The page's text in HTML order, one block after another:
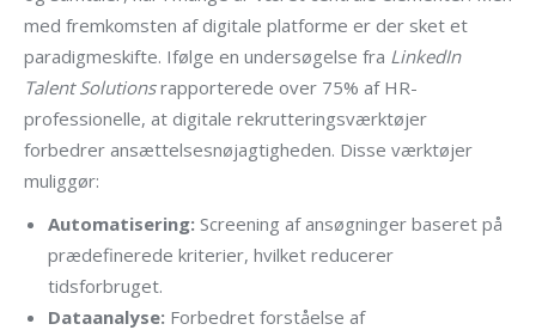
med fremkomsten af digitale platforme er der sket et
paradigmeskifte. Ifølge en undersøgelse fra LinkedIn
Talent Solutionsrapporterede over 75% af HR-
professionelle, at digitale rekrutteringsværktøjer
forbedrer ansættelsesnøjagtigheden. Disse værktøjer
muliggør:
Automatisering: Screening af ansøgninger baseret på
prædefinerede kriterier, hvilket reducerer
tidsforbruget.
Dataanalyse: Forbedret forståelse af